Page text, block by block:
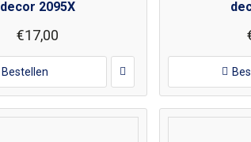
decor 2095X
€17,00
Bestellen